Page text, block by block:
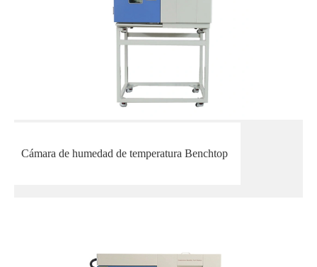
Cámara de humedad de temperatura Benchtop